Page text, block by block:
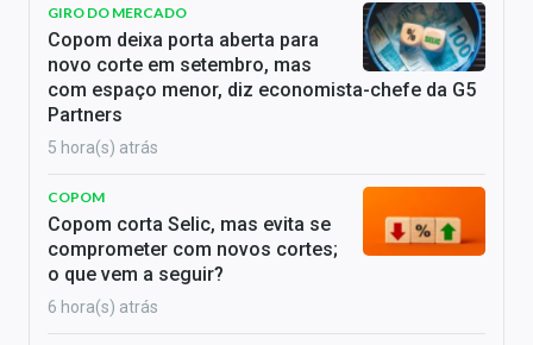
GIRO DO MERCADO
Copom deixa porta aberta para
novo corte em setembro, mas
com espaço menor, diz economista-chefe da G5
Partners
5 hora(s) atrás
COPOM
Copom corta Selic, mas evita se
comprometer com novos cortes;
o que vem a seguir?
6 hora(s) atrás